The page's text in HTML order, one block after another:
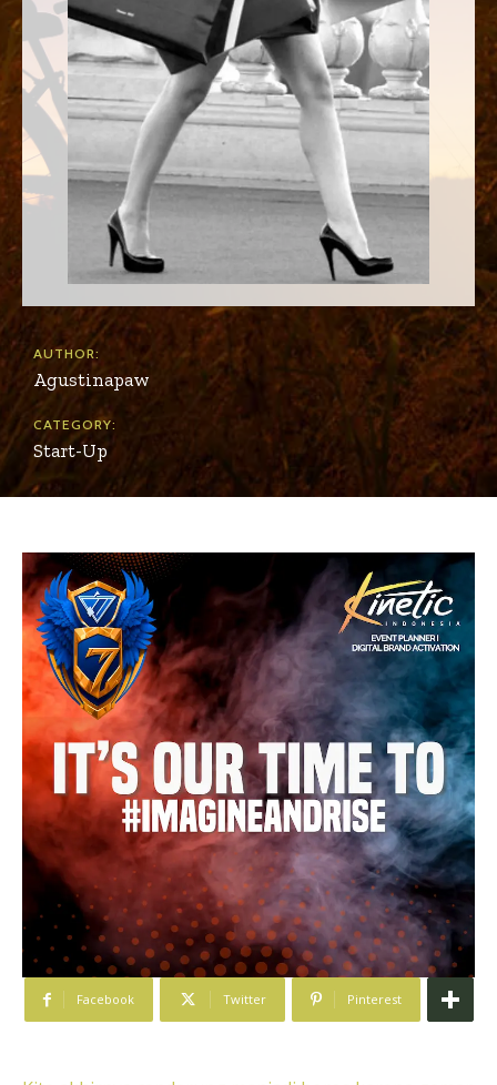
AUTHOR:
Agustinapaw
CATEGORY:
Start-Up
Facebook Twitter Pinterest